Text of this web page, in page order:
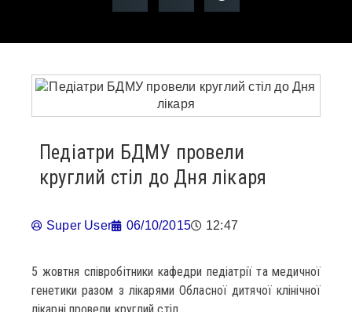
Педіатри БДМУ провели
круглий стіл до Дня лікаря
Super User 06/10/2015 12:47
5 жовтня співробітники кафедри педіатрії та медичної
генетики разом з лікарями Обласної дитячої клінічної